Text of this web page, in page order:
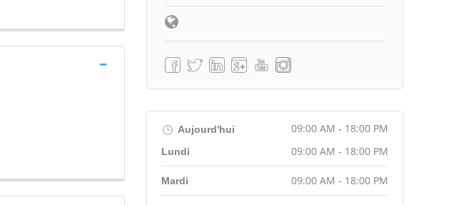
Aujourd'hui 09:00 AM - 18:00 PM
Lundi 09:00 AM - 18:00 PM
Mardi 09:00 AM - 18:00 PM